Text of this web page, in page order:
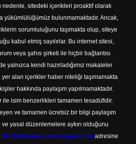
nedenle, sitedeki içerikleri proaktif olarak
yükümlülüğümüz bulunmamaktadır. Ancak,
sorumluluğunu taşımakta olup, siteye
kabul etmiş sayılırlar. Bu internet sitesi,
veya şahıs şirketi ile hiçbir bağlantısı
yalnızca kendi hazırladığımız makaleler
yer alan içerikler haber niteliği taşımamakta
hakkında paylaşım yapılmamaktadır.
ile isim benzerlikleri tamamen tesadüfidir.
ve tamamen ücretsiz bir bilgi paylaşım
yasal düzenlemelere aykırı olduğunu
backlinkpanelicomtr@gmail.com adresine